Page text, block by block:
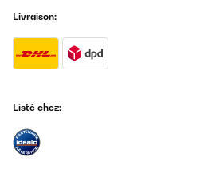
Livraison:
Listé chez: